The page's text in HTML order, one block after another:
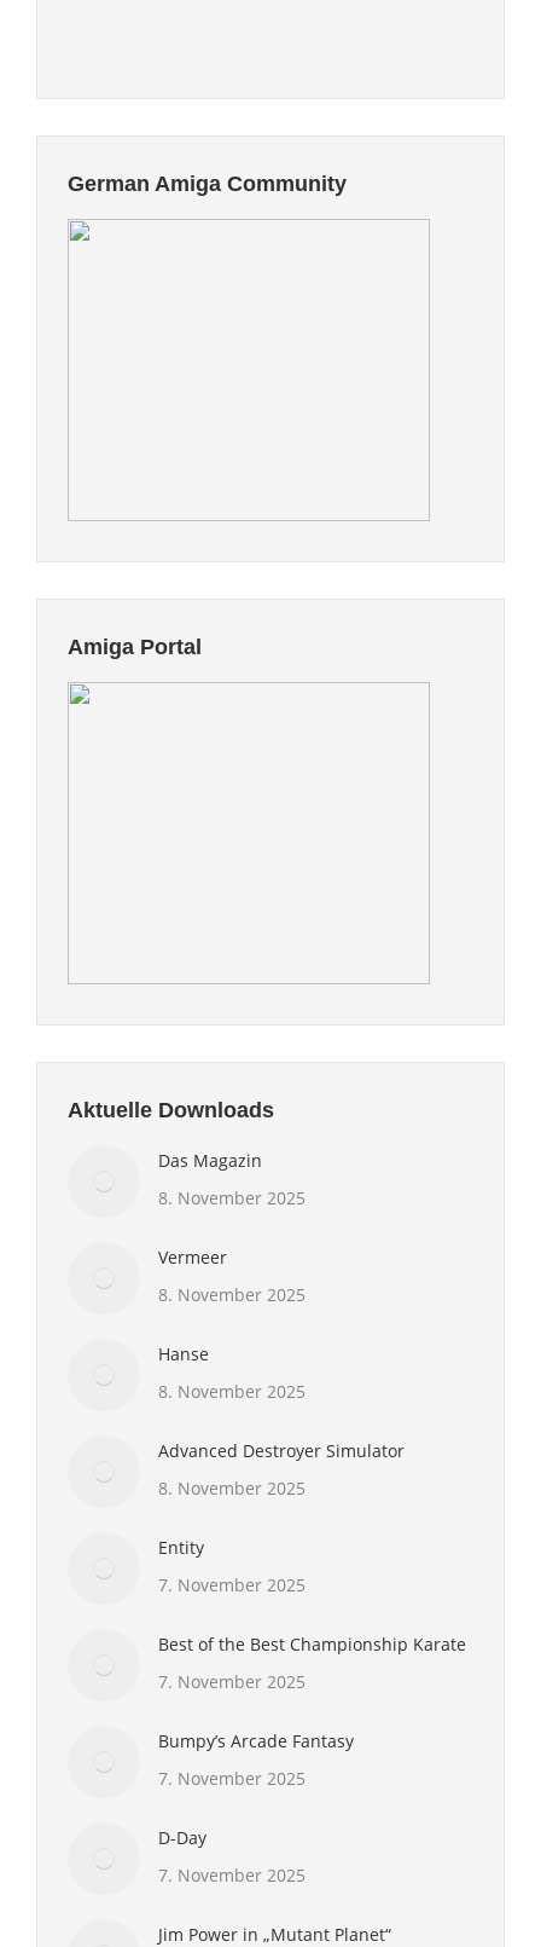
German Amiga Community
Amiga Portal
Aktuelle Downloads
Das Magazin
8. November 2025
Vermeer
8. November 2025
Hanse
8. November 2025
Advanced Destroyer Simulator
8. November 2025
Entity
7. November 2025
Best of the Best Championship Karate
7. November 2025
Bumpy’s Arcade Fantasy
7. November 2025
D-Day
7. November 2025
Jim Power in „Mutant Planet“